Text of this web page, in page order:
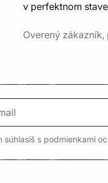
v perfektnom
Overený zákazník,
súhlasíš s podmienkami